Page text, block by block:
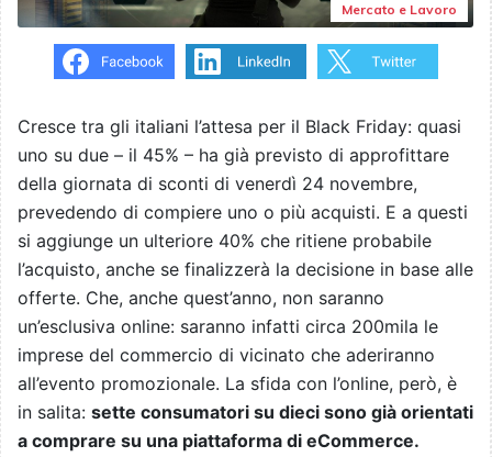
Mercato e Lavoro
Cresce tra gli italiani l’attesa per il Black Friday: quasi
uno su due – il 45% – ha già previsto di approfittare
della giornata di sconti di venerdì 24 novembre,
prevedendo di compiere uno o più acquisti. E a questi
si aggiunge un ulteriore 40% che ritiene probabile
l’acquisto, anche se finalizzerà la decisione in base alle
offerte. Che, anche quest’anno, non saranno
un’esclusiva online: saranno infatti circa 200mila le
imprese del commercio di vicinato che aderiranno
all’evento promozionale. La sfida con l’online, però, è
in salita: sette consumatori su dieci sono già orientati
a comprare su una piattaforma di eCommerce.